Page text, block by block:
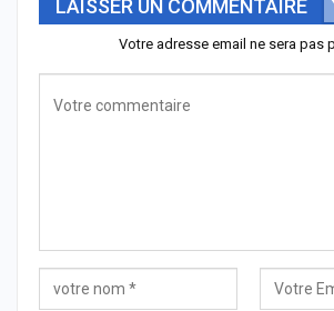
LAISSER UN COMMENTAIRE
Votre adresse email ne sera pas